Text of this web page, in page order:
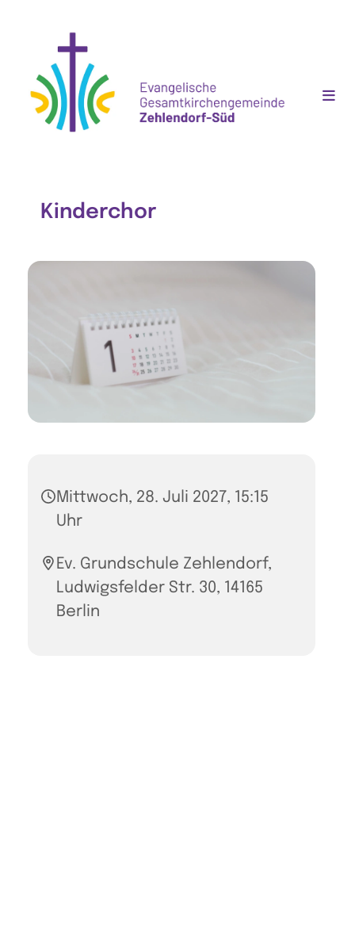
Kinderchor
Mittwoch, 28. Juli 2027, 15:15
Uhr
Ev. Grundschule Zehlendorf,
Ludwigsfelder Str. 30, 14165
Berlin